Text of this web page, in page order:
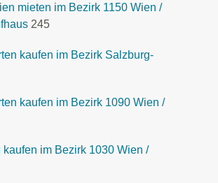
mieten im Bezirk 1150 Wien /
245
kaufen im Bezirk Salzburg-
kaufen im Bezirk 1090 Wien /
im Bezirk 1030 Wien /